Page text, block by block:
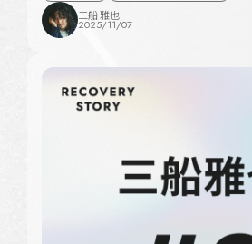
三船 雅也
2025/11/07